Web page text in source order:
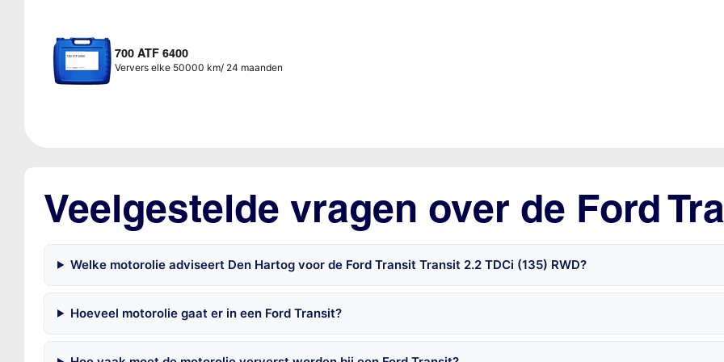
700 ATF 6400
Ververs elke 50000 km/ 24 maanden
Veelgestelde vragen over de Ford
Welke motorolie adviseert Den Hartog voor de Ford Transit Transit 2.2 TDCi (135) RWD?
Hoeveel motorolie gaat er in een Ford Transit?